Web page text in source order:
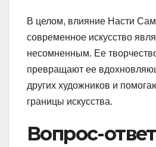
В целом, влияние Насти
современное искусство
несомненным. Ее
превращают ее
других художников и
границы искусства.
Вопрос-